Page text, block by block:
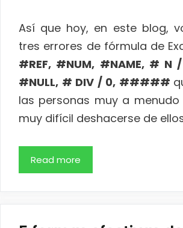
Así que hoy, en este blog,
tres errores de fórmula de
#REF, #NUM, #NAME, # N
#NULL, # DIV / 0, #####
las personas muy a
muy difícil deshacerse de
Read more